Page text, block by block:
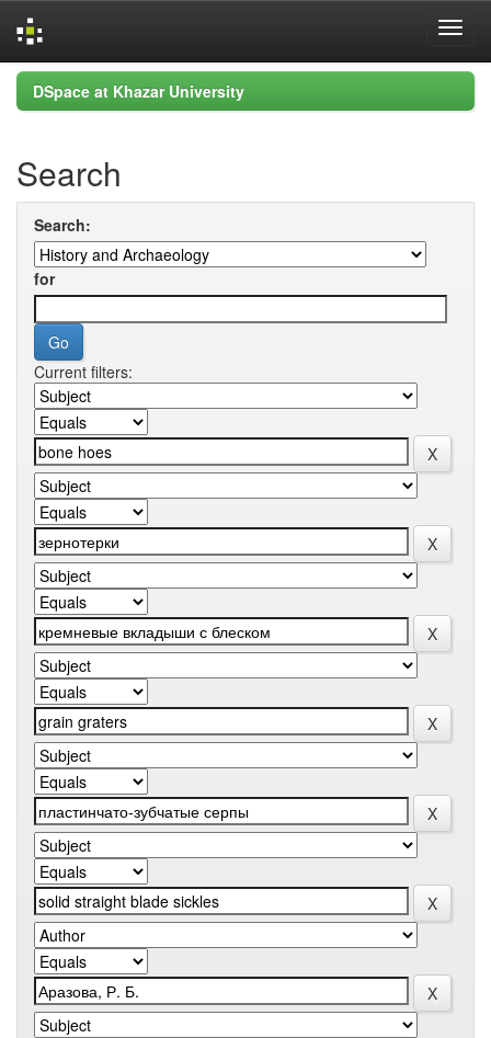
Skip
navigation
DSpace at Khazar University
Search
Search:
for
Current filters: